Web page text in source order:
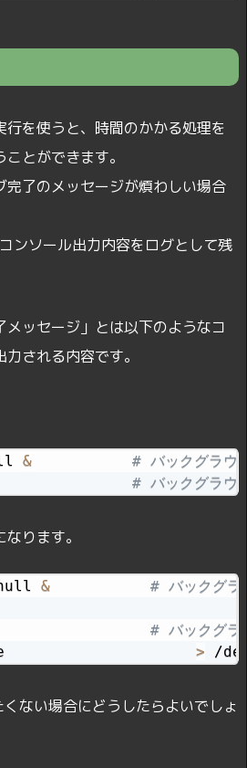
を使うと、時間のかかる処理を
とができます。
完了のメッセージが煩わしい場合
ンソール出力内容をログとして残
メッセージ」とは以下のようなコ
される内容です。
&
# バックグラウ
# バックグラウ
ります。
&
# バックグラ
# バックグラ
Done > /
ない場合にどうしたらよいでしょ